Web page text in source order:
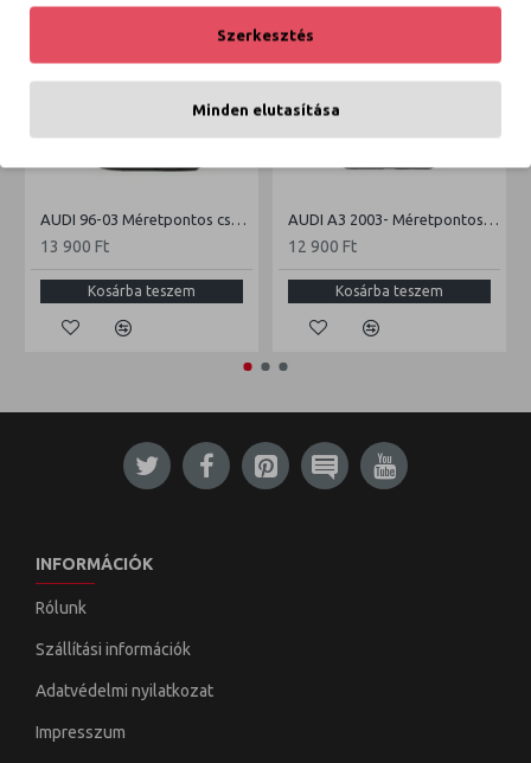
AUDI 96-03 Méretpontos csomagtértálca
13 900 Ft
Kosárba teszem
AUDI A3 2003- Méretpontos csomagtértálca
12 900 Ft
Kosárba teszem
INFORMÁCIÓK
Rólunk
Szállítási információk
Adatvédelmi nyilatkozat
Impresszum
Szerkesztés
Minden elutasítása